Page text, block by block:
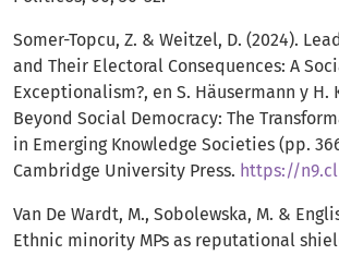
Somer-Topcu, Z. & Weitzel, D. (2024).
and Their Electoral Consequences: A
Exceptionalism?, en S. Häusermann y H.
Beyond Social Democracy: The
in Emerging Knowledge Societies (pp.
Cambridge University Press. https://
Van De Wardt, M., Sobolewska, M. &
Ethnic minority MPs as reputational